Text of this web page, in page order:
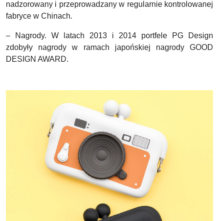
nadzorowany i przeprowadzany w regularnie kontrolowanej
fabryce w Chinach.
– Nagrody. W latach 2013 i 2014 portfele PG Design
zdobyły nagrody w ramach japońskiej nagrody GOOD
DESIGN AWARD.